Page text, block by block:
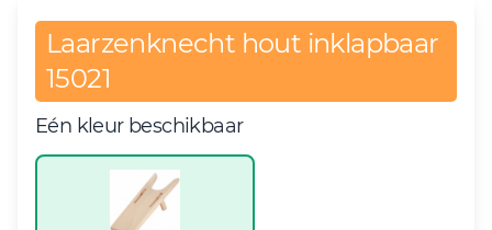
Laarzenknecht hout inklapbaar
15021
Eén kleur beschikbaar